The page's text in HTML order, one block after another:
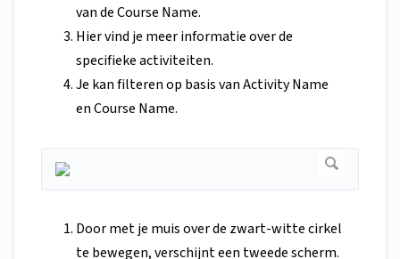
van de Course Name.
Hier vind je meer informatie over de
specifieke activiteiten.
Je kan filteren op basis van Activity Name
en Course Name.
Door met je muis over de zwart-witte cirkel
te bewegen, verschijnt een tweede scherm.